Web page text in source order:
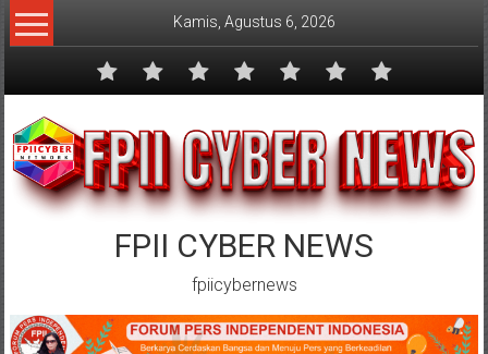
Lompat
ke
Kamis, Agustus 6, 2026
FPII CYBER NEWS
fpiicybernews